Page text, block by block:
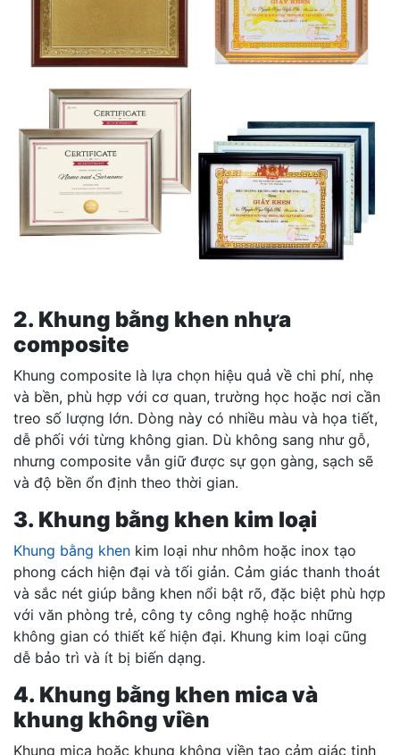
2. Khung bằng khen nhựa
composite
Khung composite là lựa chọn hiệu quả về chi phí, nhẹ
và bền, phù hợp với cơ quan, trường học hoặc nơi cần
treo số lượng lớn. Dòng này có nhiều màu và họa tiết,
dễ phối với từng không gian. Dù không sang như gỗ,
nhưng composite vẫn giữ được sự gọn gàng, sạch sẽ
và độ bền ổn định theo thời gian.
3. Khung bằng khen kim loại
Khung bằng khen kim loại như nhôm hoặc inox tạo
phong cách hiện đại và tối giản. Cảm giác thanh thoát
và sắc nét giúp bằng khen nổi bật rõ, đặc biệt phù hợp
với văn phòng trẻ, công ty công nghệ hoặc những
không gian có thiết kế hiện đại. Khung kim loại cũng
dễ bảo trì và ít bị biến dạng.
4. Khung bằng khen mica và
khung không viền
Khung mica hoặc khung không viền tạo cảm giác tinh